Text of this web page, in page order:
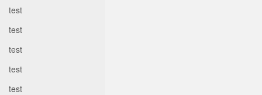
test
test
test
test
test